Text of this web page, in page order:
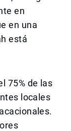
en
en una
está
75% de las
locales